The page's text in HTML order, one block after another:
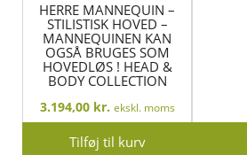
HERRE MANNEQUIN –
STILISTISK HOVED –
MANNEQUINEN KAN
OGSÅ BRUGES SOM
HOVEDLØS ! HEAD &
BODY COLLECTION
3.194,00 kr. ekskl. moms
Tilføj til kurv